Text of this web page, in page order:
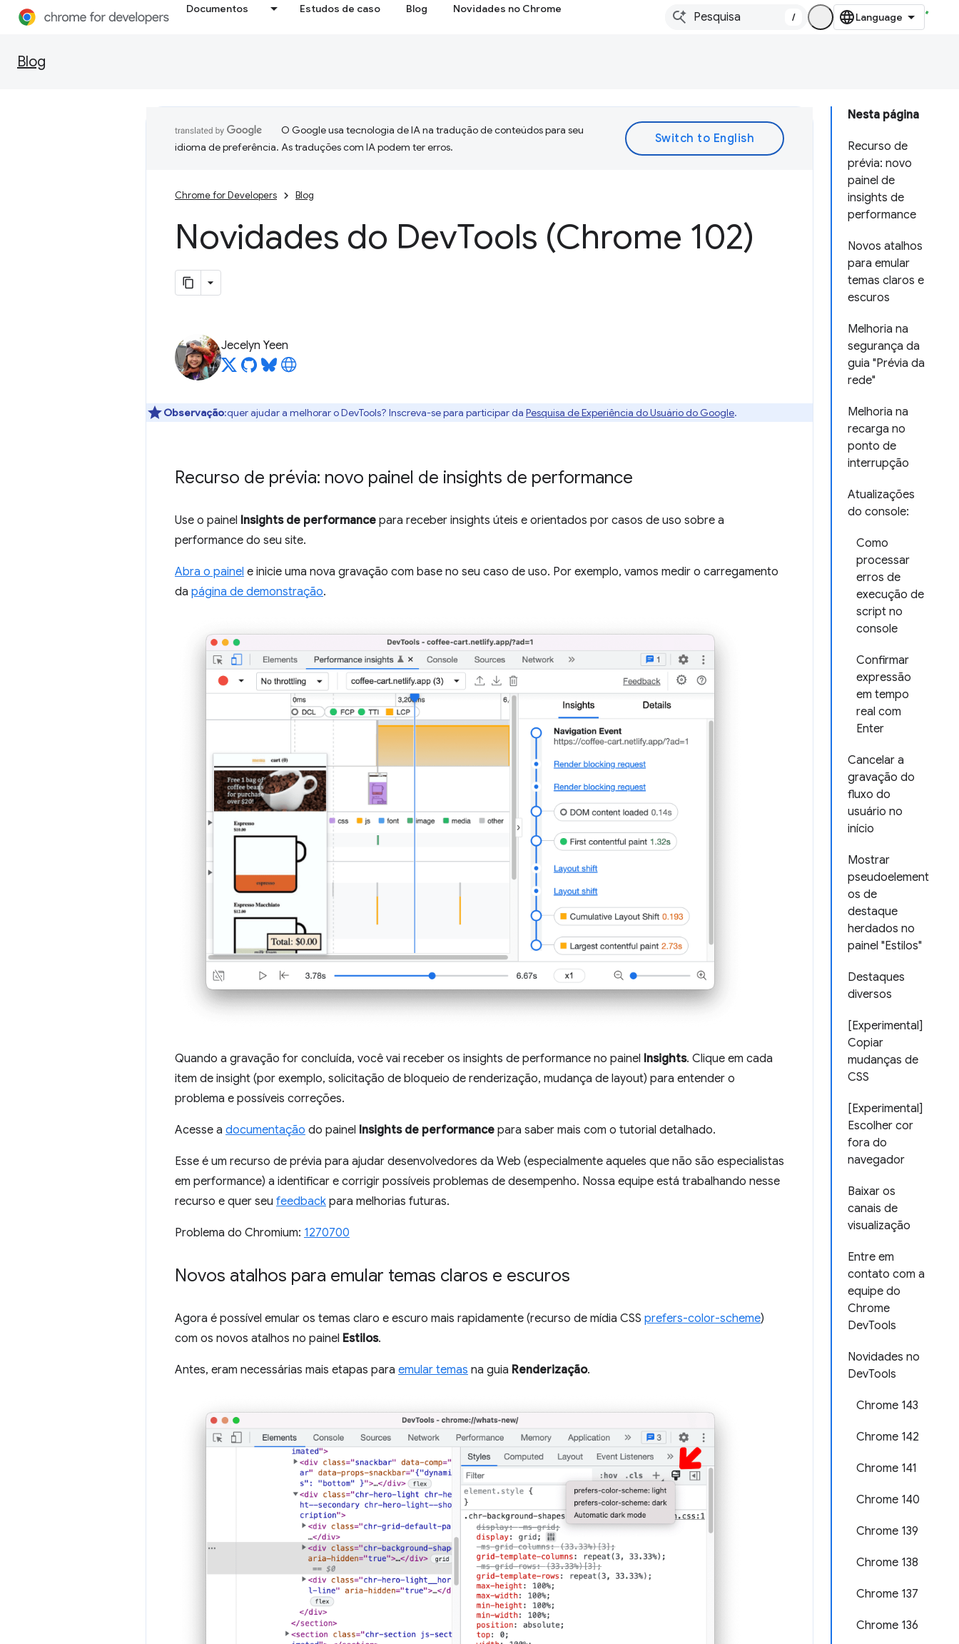
Documentos Estudos de caso Blog Novidades no Chrome
/
Blog
Nesta página
Recurso de
prévia: novo
painel de
insights de
performance
Novos atalhos
para emular
temas claros e
escuros
Melhoria na
segurança da
guia "Prévia da
rede"
Melhoria na
recarga no
ponto de
interrupção
Atualizações
do console:
Como
processar
erros de
execução de
script no
console
Confirmar
expressão
em tempo
real com
Enter
Cancelar a
gravação do
fluxo do
usuário no
início
Mostrar
pseudoelement
os de
destaque
herdados no
painel "Estilos"
Destaques
diversos
[Experimental]
Copiar
mudanças de
CSS
[Experimental]
Escolher cor
fora do
navegador
Baixar os
canais de
visualização
Entre em
contato com a
equipe do
Chrome
DevTools
Novidades no
DevTools
Chrome 143
Chrome 142
Chrome 141
Chrome 140
Chrome 139
Chrome 138
Chrome 137
Chrome 136
O Google usa tecnologia de IA na tradução de conteúdos para seu
idioma de preferência. As traduções com IA podem ter erros.
Chrome for Developers Blog
Novidades do DevTools (Chrome 102)
Jecelyn Yeen
Observação:quer ajudar a melhorar o DevTools? Inscreva-se para participar da Pesquisa de Experiência do Usuário do Google.
Recurso de prévia: novo painel de insights de performance
Use o painel Insights de performance para receber insights úteis e orientados por casos de uso sobre a
performance do seu site.
Abra o painel e inicie uma nova gravação com base no seu caso de uso. Por exemplo, vamos medir o carregamento
da página de demonstração.
Quando a gravação for concluída, você vai receber os insights de performance no painel Insights. Clique em cada
item de insight (por exemplo, solicitação de bloqueio de renderização, mudança de layout) para entender o
problema e possíveis correções.
Acesse a documentação do painel Insights de performance para saber mais com o tutorial detalhado.
Esse é um recurso de prévia para ajudar desenvolvedores da Web (especialmente aqueles que não são especialistas
em performance) a identificar e corrigir possíveis problemas de desempenho. Nossa equipe está trabalhando nesse
recurso e quer seu feedback para melhorias futuras.
Problema do Chromium: 1270700
Novos atalhos para emular temas claros e escuros
Agora é possível emular os temas claro e escuro mais rapidamente (recurso de mídia CSS prefers-color-scheme)
com os novos atalhos no painel Estilos.
Antes, eram necessárias mais etapas para emular temas na guia Renderização.